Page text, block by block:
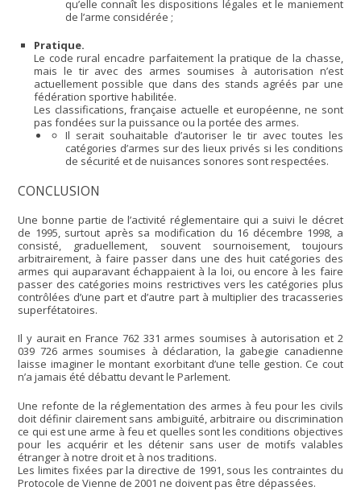
qu’elle connaît les dispositions légales et le maniement
de l’arme considérée ;
Pratique.
Le code rural encadre parfaitement la pratique de la chasse,
mais le tir avec des armes soumises à autorisation n’est
actuellement possible que dans des stands agréés par une
fédération sportive habilitée.
Les classifications, française actuelle et européenne, ne sont
pas fondées sur la puissance ou la portée des armes.
Il serait souhaitable d’autoriser le tir avec toutes les
catégories d’armes sur des lieux privés si les conditions
de sécurité et de nuisances sonores sont respectées.
CONCLUSION
Une bonne partie de l’activité réglementaire qui a suivi le décret
de 1995, surtout après sa modification du 16 décembre 1998, a
consisté, graduellement, souvent sournoisement, toujours
arbitrairement, à faire passer dans une des huit catégories des
armes qui auparavant échappaient à la loi, ou encore à les faire
passer des catégories moins restrictives vers les catégories plus
contrôlées d’une part et d’autre part à multiplier des tracasseries
superfétatoires.
Il y aurait en France 762 331 armes soumises à autorisation et 2
039 726 armes soumises à déclaration, la gabegie canadienne
laisse imaginer le montant exorbitant d’une telle gestion. Ce cout
n’a jamais été débattu devant le Parlement.
Une refonte de la réglementation des armes à feu pour les civils
doit définir clairement sans ambiguïté, arbitraire ou discrimination
ce qui est une arme à feu et quelles sont les conditions objectives
pour les acquérir et les détenir sans user de motifs valables
étranger à notre droit et à nos traditions.
Les limites fixées par la directive de 1991, sous les contraintes du
Protocole de Vienne de 2001 ne doivent pas être dépassées.